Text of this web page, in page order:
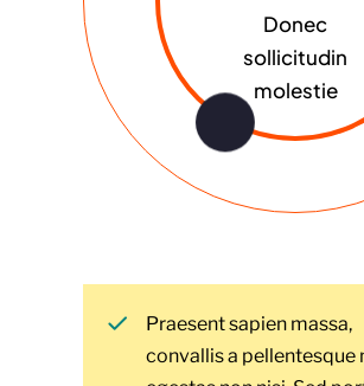
Donec
sollicitudin
molestie
Praesent sapien massa,
convallis a pellentesque